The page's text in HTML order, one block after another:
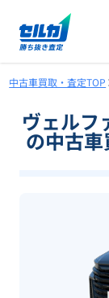
中古車買取・査定TOP
ヴェルフ
の中古